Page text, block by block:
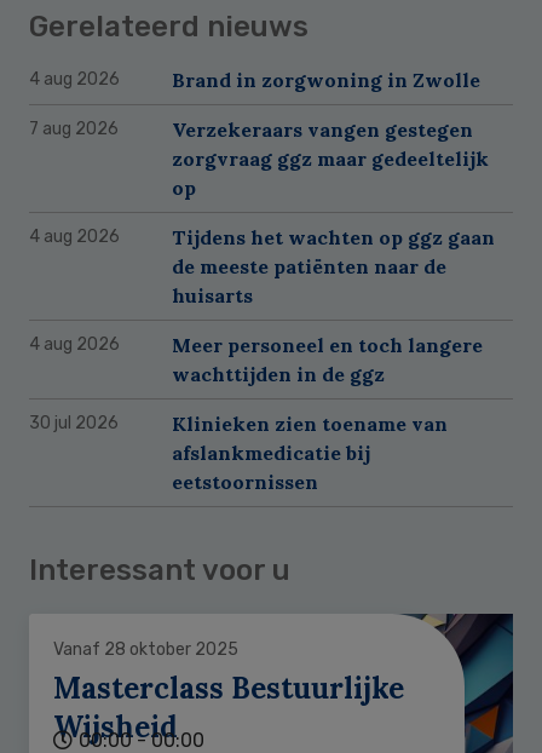
Gerelateerd nieuws
4 aug 2026 Brand in zorgwoning in Zwolle
7 aug 2026
Verzekeraars vangen gestegen
zorgvraag ggz maar gedeeltelijk
op
4 aug 2026
Tijdens het wachten op ggz gaan
de meeste patiënten naar de
huisarts
4 aug 2026
Meer personeel en toch langere
wachttijden in de ggz
30 jul 2026
Klinieken zien toename van
afslankmedicatie bij
eetstoornissen
Interessant voor u
Vanaf 28 oktober 2025
Masterclass Bestuurlijke
Wijsheid
00:00 - 00:00